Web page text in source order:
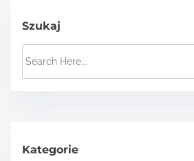
Szukaj
h
Kategorie